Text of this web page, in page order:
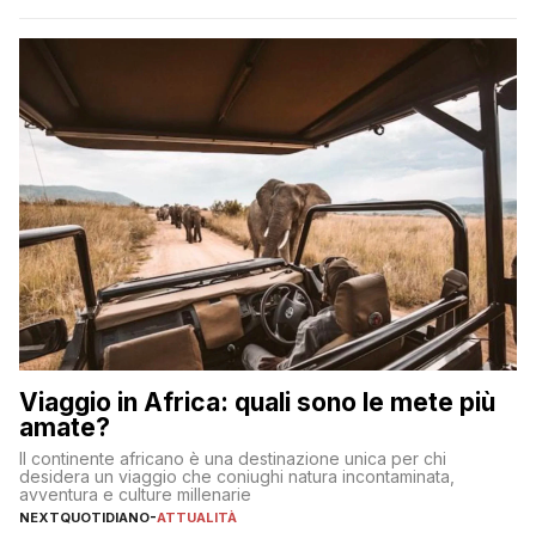
sul […]
Viaggio in Africa: quali sono le mete più
amate?
Il continente africano è una destinazione unica per chi
desidera un viaggio che coniughi natura incontaminata,
avventura e culture millenarie
NEXTQUOTIDIANO-ATTUALITÀ